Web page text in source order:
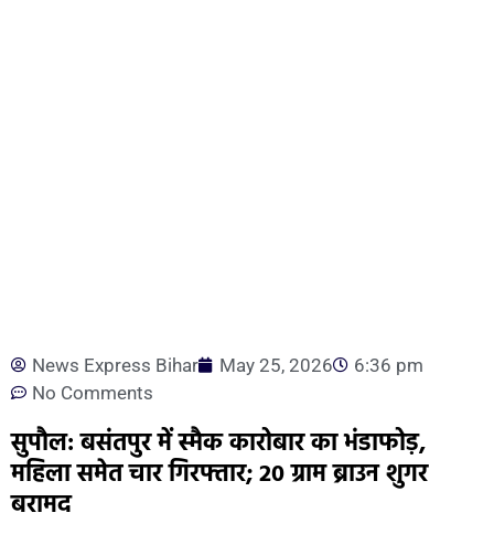
News Express Bihar May 25, 2026
6:36 pm
No Comments
सुपौल: बसंतपुर में स्मैक कारोबार का भंडाफोड़,
महिला समेत चार गिरफ्तार; 20 ग्राम ब्राउन शुगर
बरामद